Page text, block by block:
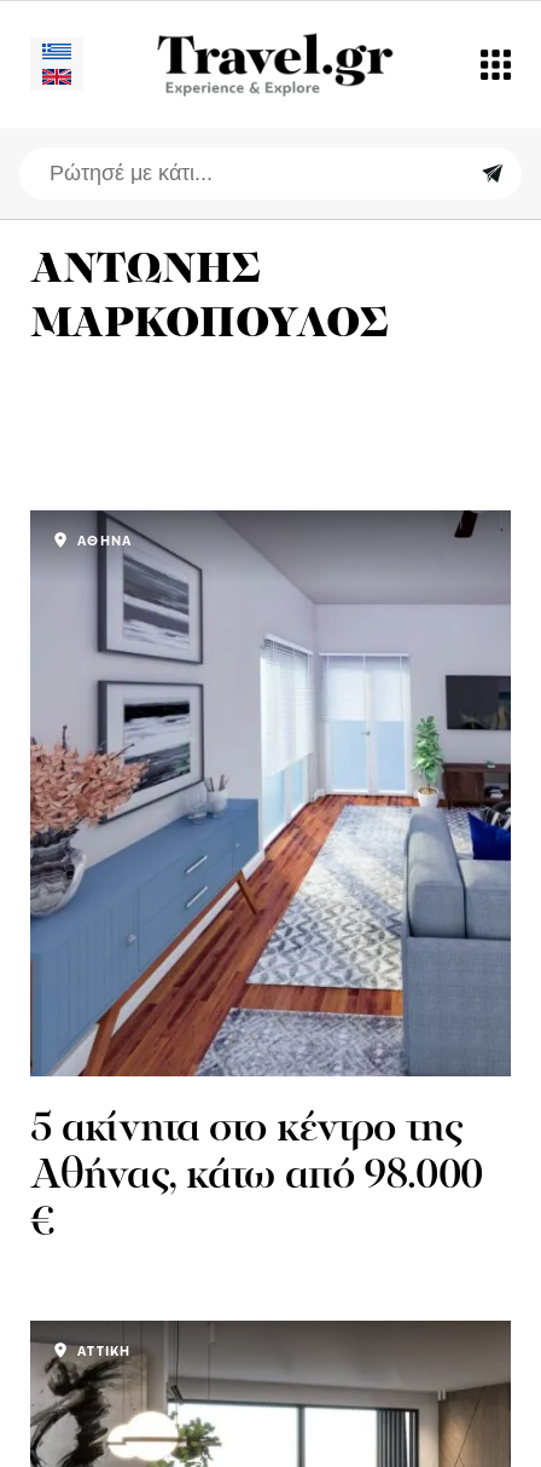
ΑΝΤΩΝΗΣ
ΜΑΡΚΟΠΟΥΛΟΣ
5 ακίνητα στο κέντρο της
Αθήνας, κάτω από 98.000
€
ΑΘΗΝΑ
ΑΤΤΙΚΗ